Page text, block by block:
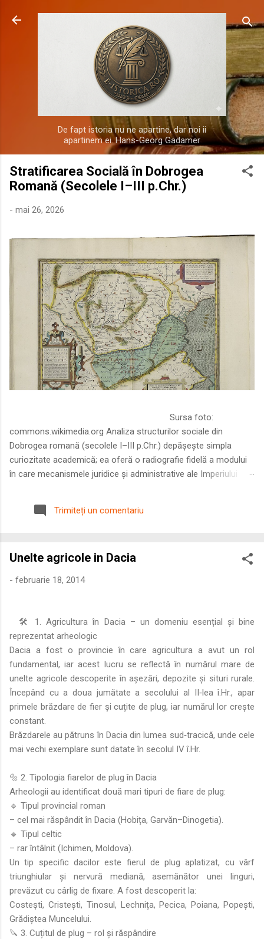
Treceți la conținutul principal
De fapt istoria nu ne apartine, dar noi ii
apartinem ei. Hans-Georg Gadamer
Stratificarea Socială în Dobrogea
Romană (Secolele I–III p.Chr.)
- mai 26, 2026
Sursa foto:
commons.wikimedia.org Analiza structurilor sociale din
Dobrogea romană (secolele I–III p.Chr.) depășește simpla
curiozitate academică; ea oferă o radiografie fidelă a modului
în care mecanismele juridice și administrative ale Imperiului
Într-o epocă în care prosperitatea excepțională a lumii romane
era susținută de o mobilitate socială dinamică și de o libertate
roman – în special a cetățenilor romani ( cives Romani ) în
precizie profunzimea și ritmul procesului de rom...
Trimiteți un comentariu
Unelte agricole in Dacia
- februarie 18, 2014
🛠️ 1. Agricultura în Dacia – un domeniu esențial și bine
reprezentat arheologic
Dacia a fost o provincie în care agricultura a avut un rol
fundamental, iar acest lucru se reflectă în numărul mare de
unelte agricole descoperite în așezări, depozite și situri rurale.
Începând cu a doua jumătate a secolului al II‑lea î.Hr., apar
primele brăzdare de fier și cuțite de plug, iar numărul lor crește
constant.
Brăzdarele au pătruns în Dacia din lumea sud‑tracică, unde cele
mai vechi exemplare sunt datate în secolul IV î.Hr.
🔩 2. Tipologia fiarelor de plug în Dacia
Arheologii au identificat două mari tipuri de fiare de plug:
🔹 Tipul provincial roman
– cel mai răspândit în Dacia (Hobița, Garvăn–Dinogetia).
🔹 Tipul celtic
– rar întâlnit (Ichimen, Moldova).
Un tip specific dacilor este fierul de plug aplatizat, cu vârf
triunghiular și nervură mediană, asemănător unei linguri,
prevăzut cu cârlig de fixare. A fost descoperit la:
Costești, Cristești, Tinosul, Lechnița, Pecica, Poiana, Popești,
Grădiștea Muncelului.
🔪 3. Cuțitul de plug – rol și răspândire